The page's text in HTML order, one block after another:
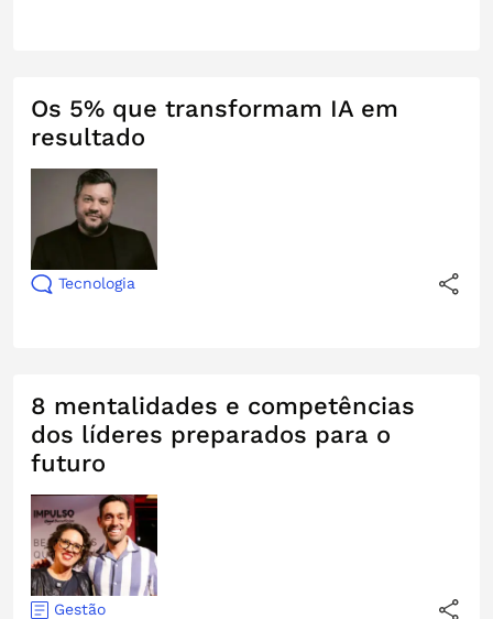
Os 5% que transformam IA em
resultado
Tecnologia
8 mentalidades e competências
dos líderes preparados para o
futuro
Gestão